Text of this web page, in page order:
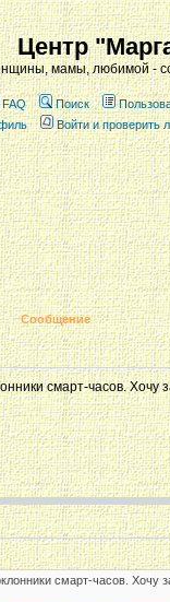
Центр
мамы, любимой -
FAQ Поиск
Войти и проверить
Сообщение
смарт-часов.
смарт-часов. Хочу